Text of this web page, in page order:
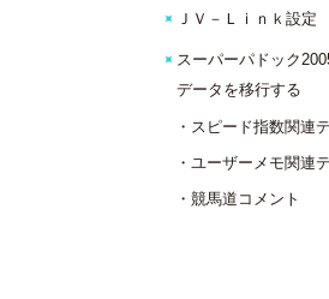
ＪＶ－Ｌｉｎｋ設定
スーパーパドック
データを移行する
・スピード指数関連
・ユーザーメモ関連
・競馬道コメント